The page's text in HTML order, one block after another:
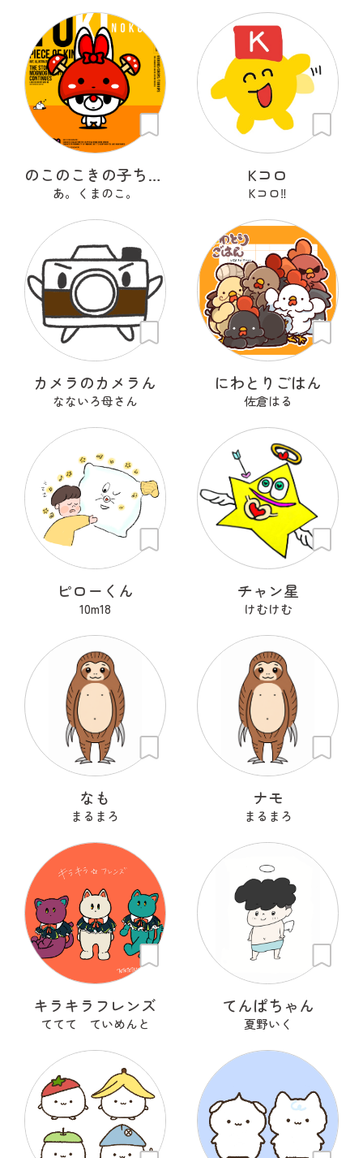
のこのこきの子ちゃん
あ。くまのこ。
Kコロ
Kコロ‼︎
カメラのカメラん
なないろ母さん
にわとりごはん
佐倉はる
ピローくん
10m18
チャン星
けむけむ
なも
まるまろ
ナモ
まるまろ
キラキラフレンズ
ててて ていめんと
てんぱちゃん
夏野いく